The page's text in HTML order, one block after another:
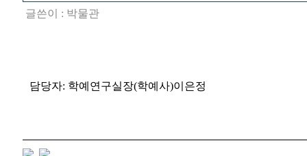
글쓴이 : 박물관
담당자: 학예연구실장(학예사)이은정